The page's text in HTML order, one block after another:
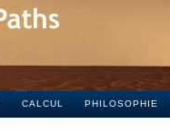
CALCUL PHILOSOPHIE